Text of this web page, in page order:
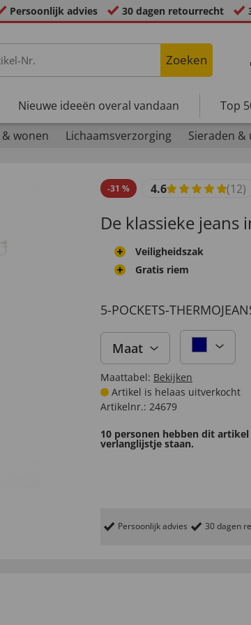
Persoonlijk advies 30 dagen retourrecht
Zoeken
Nieuwe ideeën overal vandaan Top
wonen Lichaamsverzorging Sieraden &
-31 % 4.6 (12)
De klassieke
Veiligheidszak
Gratis riem
5-POCKETS-
Maat
Maattabel: Bekijken
Artikel is helaas uitverkocht
Artikelnr.: 24679
10 personen hebben dit artikel
verlanglijstje staan.
Persoonlijk advies 30 dagen